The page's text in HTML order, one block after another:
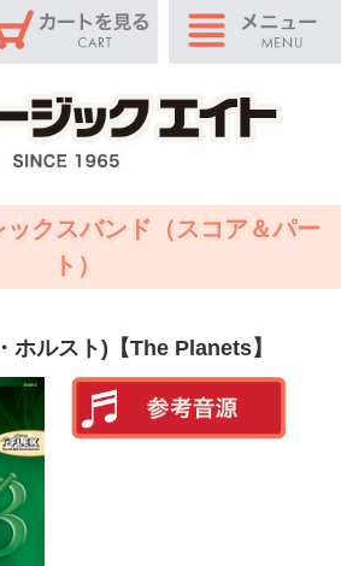
クスバンド（スコア＆パー
ト）
ホルスト)【The Planets】